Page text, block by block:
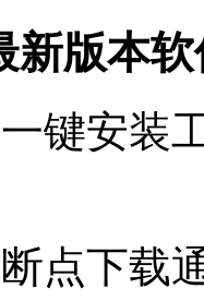
新版本
键安装
点下载